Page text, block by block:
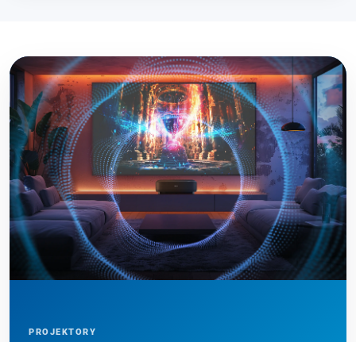
PROJEKTORY